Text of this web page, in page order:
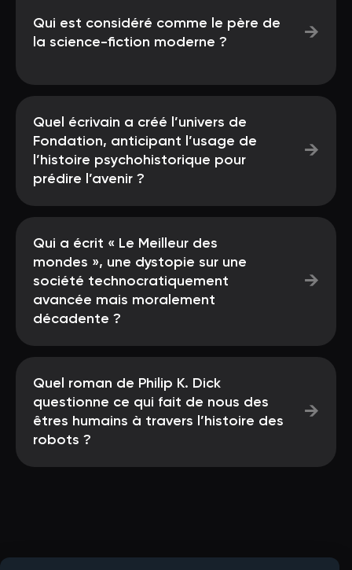
Qui est considéré comme le père de
la science-fiction moderne ?
→
Quel écrivain a créé l’univers de
Fondation, anticipant l’usage de
l’histoire psychohistorique pour
prédire l’avenir ?
→
Qui a écrit « Le Meilleur des
mondes », une dystopie sur une
société technocratiquement
avancée mais moralement
décadente ?
→
Quel roman de Philip K. Dick
questionne ce qui fait de nous des
êtres humains à travers l’histoire des
robots ?
→